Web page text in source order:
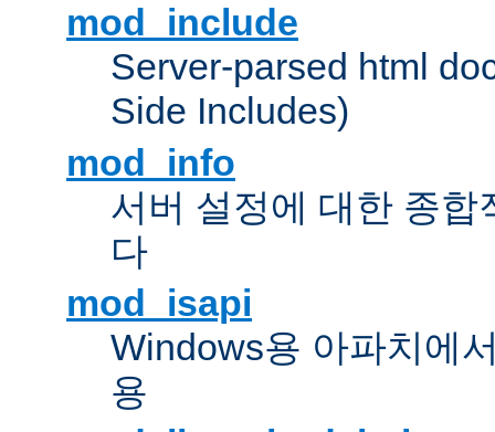
mod_include
Server-parsed html
Side Includes)
mod_info
서버 설정에 대한 종합
다
mod_isapi
Windows용 아파치에
용